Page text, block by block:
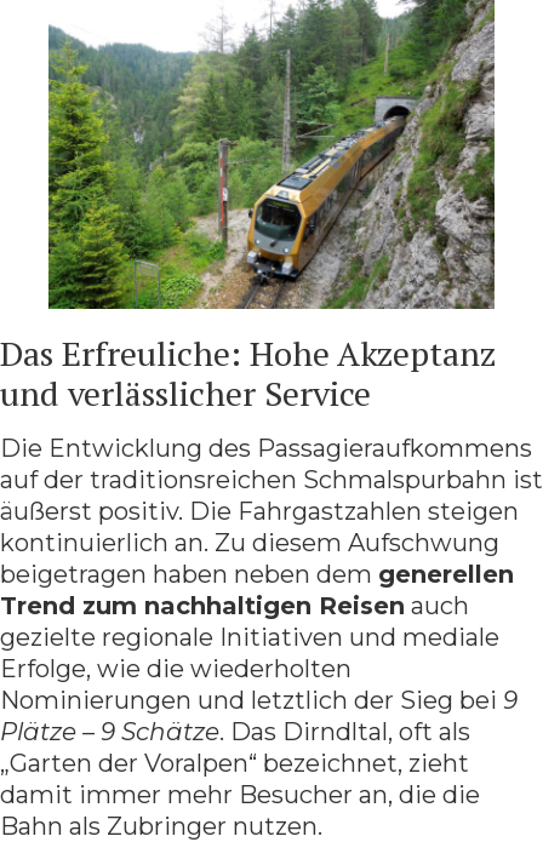
Das Erfreuliche: Hohe Akzeptanz
und verlässlicher Service
Die Entwicklung des Passagieraufkommens
auf der traditionsreichen Schmalspurbahn ist
äußerst positiv. Die Fahrgastzahlen steigen
kontinuierlich an. Zu diesem Aufschwung
beigetragen haben neben dem generellen
Trend zum nachhaltigen Reisen auch
gezielte regionale Initiativen und mediale
Erfolge, wie die wiederholten
Nominierungen und letztlich der Sieg bei 9
Plätze – 9 Schätze. Das Dirndltal, oft als
„Garten der Voralpen“ bezeichnet, zieht
damit immer mehr Besucher an, die die
Bahn als Zubringer nutzen.